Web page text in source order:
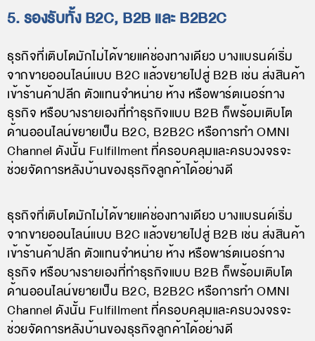
5. รองรับทั้ง B2C, B2B และ B2B2C
ธุรกิจที่เติบโตมักไม่ได้ขายแค่ช่องทางเดียว บางแบรนด์เริ่ม
จากขายออนไลน์แบบ B2C แล้วขยายไปสู่ B2B เช่น ส่งสินค้า
เข้าร้านค้าปลีก ตัวแทนจำหน่าย ห้าง หรือพาร์ตเนอร์ทาง
ธุรกิจ หรือบางรายเองที่ทำธุรกิจแบบ B2B ก็พร้อมเติบโต
ด้านออนไลน์ขยายเป็น B2C, B2B2C หรือการทำ OMNI
Channel ดังนั้น Fulfillment ที่ครอบคลุมและครบวงจรจะ
ช่วยจัดการหลังบ้านของธุรกิจลูกค้าได้อย่างดี
ธุรกิจที่เติบโตมักไม่ได้ขายแค่ช่องทางเดียว บางแบรนด์เริ่ม
จากขายออนไลน์แบบ B2C แล้วขยายไปสู่ B2B เช่น ส่งสินค้า
เข้าร้านค้าปลีก ตัวแทนจำหน่าย ห้าง หรือพาร์ตเนอร์ทาง
ธุรกิจ หรือบางรายเองที่ทำธุรกิจแบบ B2B ก็พร้อมเติบโต
ด้านออนไลน์ขยายเป็น B2C, B2B2C หรือการทำ OMNI
Channel ดังนั้น Fulfillment ที่ครอบคลุมและครบวงจรจะ
ช่วยจัดการหลังบ้านของธุรกิจลูกค้าได้อย่างดี